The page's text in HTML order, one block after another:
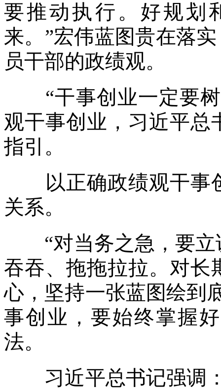
要推动执行。好规划
来。”宏伟蓝图贵在落
员干部的政绩观。
“干事创业一定要树
观干事创业，习近平总
指引。
以正确政绩观干事
关系。
“对当务之急，要立
吞吞、拖拖拉拉。对长
心，坚持一张蓝图绘到
事创业，要始终掌握
法。
习近平总书记强调：